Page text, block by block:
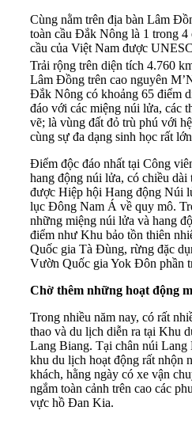
Cùng nằm trên địa bàn Lâm
toàn cầu Đắk Nông là 1 trong 4
cầu của Việt Nam được
Trải rộng trên diện tích 4.760
Lâm Đồng trên cao nguyên
Đắk Nông có khoảng 65 điểm
đáo với các miệng núi lửa, các
vẽ; là vùng đất đỏ trù phú với
cùng sự đa dạng sinh học rất
Điểm độc đáo nhất tại Công
hang động núi lửa, có chiều
được Hiệp hội Hang động Núi
lục Đông Nam Á về quy mô.
những miệng núi lửa và hang
điểm như Khu bảo tồn thiên
Quốc gia Tà Đùng, rừng đặc
Vườn Quốc gia Yok Đôn phần
Chờ thêm những hoạt động
Trong nhiều năm nay, có rất
thao và du lịch diễn ra tại Khu
Lang Biang. Tại chân núi Lang
khu du lịch hoạt động rất nhộn
khách, hằng ngày có xe vận
ngắm toàn cảnh trên cao các
vực hồ Đan Kia.